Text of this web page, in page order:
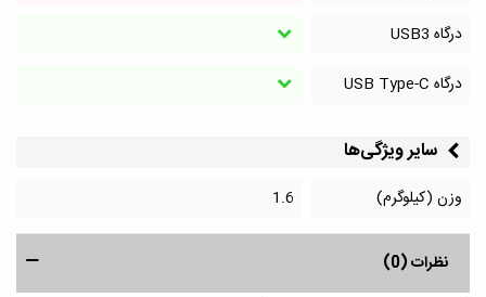
درگاه‌ USB3
درگاه‌ USB Type-C
سایر ویژگی‌ها
وزن (کیلوگرم) 1.6
نظرات (0)